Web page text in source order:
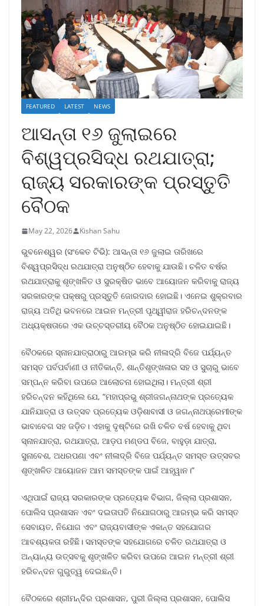
FEATURED LATEST NEWS
ଆସନ୍ତା ୧୬ ଜୁଲାଇରେ
ବିଶ୍ୱପ୍ରସିଦ୍ଧ ରଥଯାତ୍ରା;
ରାଜ୍ୟ ସରକାରଙ୍କ ପ୍ରସ୍ତୁତି
ବୈଠକ
May 22, 2026 Kishan Sahu
ଭୁବନେଶ୍ୱର (ସଂକେତ ଟିଭି): ଆସନ୍ତା ୧୬ ଜୁଲାଇ ତାରିଖରେ
ବିଶ୍ୱପ୍ରସିଦ୍ଧ ରଥଯାତ୍ରା ଅନୁଷ୍ଠିତ ହେବାକୁ ଯାଉଛି। ଚଳିତ ବର୍ଷର
ରଥଯାତ୍ରାକୁ ଶୃଙ୍ଖଳିତ ଓ ସୁରକ୍ଷିତ ଭାବେ ଆୟୋଜନ କରିବାକୁ ରାଜ୍ୟ
ସରକାରଙ୍କ ପକ୍ଷରୁ ପ୍ରସ୍ତୁତି ଜୋରଦାର ହୋଇଛି। ଏନେଇ ଶୁକ୍ରବାର
ରାଜ୍ୟ ଅତିଥି ଭବନରେ ଆଇନ ମନ୍ତ୍ରୀ ପୃଥ୍ୱୀରାଜ ହରିଚନ୍ଦନଙ୍କ
ଅଧ୍ୟକ୍ଷତାରେ ଏକ ଉଚ୍ଚସ୍ତରୀୟ ବୈଠକ ଅନୁଷ୍ଠିତ ହୋଇଯାଇଛି।
ବୈଠକରେ ସ୍ନାନଯାତ୍ରାଠାରୁ ଆରମ୍ଭ କରି ନୀଳାଦ୍ରି ବିଜେ ପର୍ଯ୍ୟନ୍ତ
ସମସ୍ତ ପର୍ବପର୍ବାଣୀ ଓ ନୀତିକାନ୍ତି, ଶାନ୍ତିଶୃଙ୍ଖଳାର ସହ ଓ ସୁଚାରୁ ଭାବେ
ସମ୍ପନ୍ନ କରିବା ଉପରେ ଆଲୋଚନା ହୋଇଥିଲା। ମନ୍ତ୍ରୀ ଶ୍ରୀ
ହରିଚନ୍ଦନ କହିଥିଲେ ଯେ, “ମହାପ୍ରଭୁ ଶ୍ରୀଜଗନ୍ନାଥଙ୍କ ପ୍ରତ୍ୟେକ
ଯାନିଯାତ୍ରା ଓ ଉତ୍ସବ ପ୍ରତ୍ୟେକ ଓଡ଼ିଶାବାସୀ ଓ ଜଗନ୍ନାଥପ୍ରେମୀଙ୍କ
ଭାବାବେଗ ସହ ଜଡ଼ିତ। ଏହାକୁ ଦୃଷ୍ଟିରେ ରଖି ଚଳିତ ବର୍ଷ ହେବାକୁ ଥିବା
ସ୍ନାନଯାତ୍ରା, ରଥଯାତ୍ରା, ଆଡ଼ପ ମଣ୍ଡପ ବିଜେ, ବାହୁଡ଼ା ଯାତ୍ରା,
ସୁନାବେଶ, ଅଧରପଣା ଏବଂ ନୀଳାଦ୍ରି ବିଜେ ପର୍ଯ୍ୟନ୍ତ ସମସ୍ତ ଉତ୍ସବର
ଶୃଙ୍ଖଳିତ ଆୟୋଜନ ଆମ ସମସ୍ତଙ୍କ ପାଇଁ ଆହ୍ୱାନ।”
ଏଥିପାଇଁ ରାଜ୍ୟ ସରକାରଙ୍କ ପ୍ରତ୍ୟେକ ବିଭାଗ, ଜିଲ୍ଲା ପ୍ରଶାସନ,
ପୋଲିସ ପ୍ରଶାସନ ଏବଂ ଦଇତାପତି ନିଯୋଗଠାରୁ ଆରମ୍ଭ କରି ସମସ୍ତ
ସେବାୟତ, ନିଯୋଗ ଏବଂ ରାଜ୍ୟବାସୀଙ୍କ ଏକାନ୍ତ ସହଯୋଗର
ଆବଶ୍ୟକତା ରହିଛି। ସମସ୍ତଙ୍କ ସହଯୋଗରେ ଚଳିତ ରଥଯାତ୍ରା ଓ
ଅନ୍ୟାନ୍ୟ ଉତ୍ସବକୁ ଶୃଙ୍ଖଳିତ କରିବା ଉପରେ ଆଇନ ମନ୍ତ୍ରୀ ଶ୍ରୀ
ହରିଚନ୍ଦନ ଗୁରୁତ୍ୱ ଦେଇଛନ୍ତି।
ବୈଠକରେ ଶ୍ରୀମନ୍ଦିର ପ୍ରଶାସନ, ପୁରୀ ଜିଲ୍ଲା ପ୍ରଶାସନ, ପୋଲିସ